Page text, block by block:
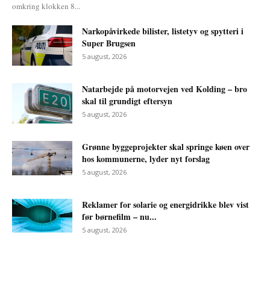
omkring klokken 8...
Narkopåvirkede bilister, listetyv og spytteri i
Super Brugsen
5 august, 2026
Natarbejde på motorvejen ved Kolding – bro
skal til grundigt eftersyn
5 august, 2026
Grønne byggeprojekter skal springe køen over
hos kommunerne, lyder nyt forslag
5 august, 2026
Reklamer for solarie og energidrikke blev vist
før børnefilm – nu...
5 august, 2026